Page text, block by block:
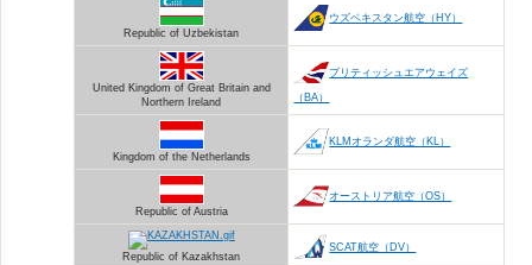
Republic of Uzbekistan
ウズベキスタン航空（HY）
United Kingdom of Great Britain and
Northern Ireland
ブリティッシュエアウェイズ
（BA）
Kingdom of the Netherlands
KLMオランダ航空（KL）
Republic of Austria
オーストリア航空（OS）
Republic of Kazakhstan
SCAT航空（DV）